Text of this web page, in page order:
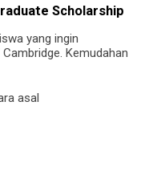
Scholarship
yang ingin
Kemudahan
asal